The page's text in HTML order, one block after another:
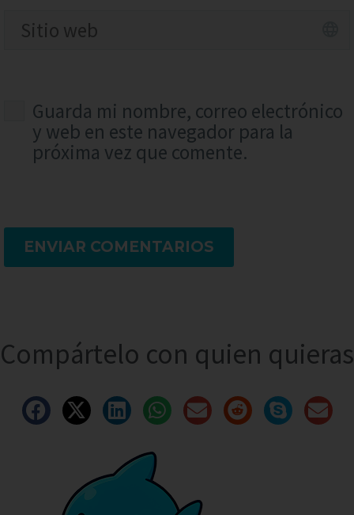
Guarda mi nombre, correo electrónico
y web en este navegador para la
próxima vez que comente.
ENVIAR COMENTARIOS
Compártelo con quien quieras